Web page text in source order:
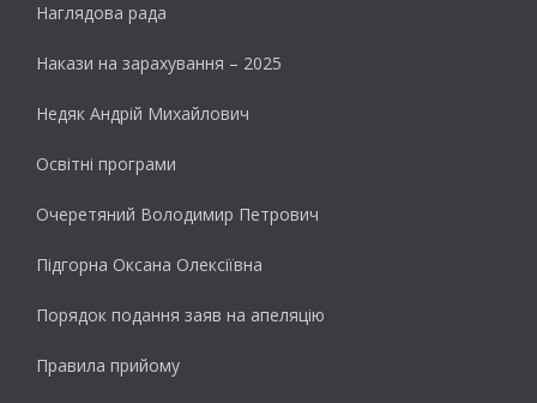
Наглядова рада
Накази на зарахування – 2025
Недяк Андрій Михайлович
Освітні програми
Очеретяний Володимир Петрович
Підгорна Оксана Олексіївна
Порядок подання заяв на апеляцію
Правила прийому